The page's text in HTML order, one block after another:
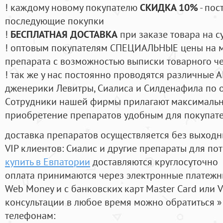
! каждому новому покупателюСКИДКА 10%-
последующие покупки
! БЕСПЛАТНАЯ ДОСТАВКА при заказе товара на
! оптовым покупателям СПЕЦИАЛЬНЫЕ цены на
препарата с возможностью выписки товарного
! так же у нас постоянно проводятся
дженерики Левитры, Сиалиса и Силденафила по
Cотрудники нашей фирмы прилагают
приобретение препаратов удобным для
доставка препаратов осуществляется без
VIP клиентов: Сиалис и другие препараты для
купить в Евпатории доставляются круглосуточно
оплата принимаются через электронные
Web Money и с банковских карт Master Card или
консультации в любое время можно обратиться
телефонам: